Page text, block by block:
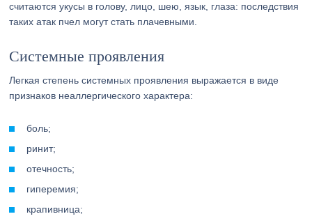
считаются укусы в голову, лицо, шею, язык, глаза: последствия
таких атак пчел могут стать плачевными.
Системные проявления
Легкая степень системных проявления выражается в виде
признаков неаллергического характера:
боль;
ринит;
отечность;
гиперемия;
крапивница;